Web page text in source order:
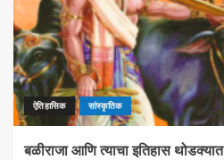
ऐतिहासिक सांस्कृतिक
बळीराजा आणि त्याचा इतिहास थोडक्यात